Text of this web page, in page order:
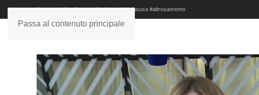
Passa al contenuto principale
#sanremo #studionews #askanews #ciaousa #altrosanremo